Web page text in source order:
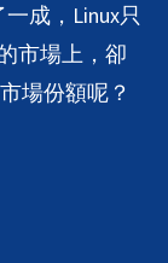
成，Linux只
市場上，卻
場份額呢？